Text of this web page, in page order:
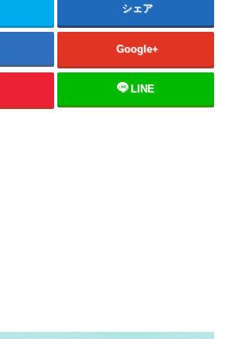
シェア
Google+
LINE